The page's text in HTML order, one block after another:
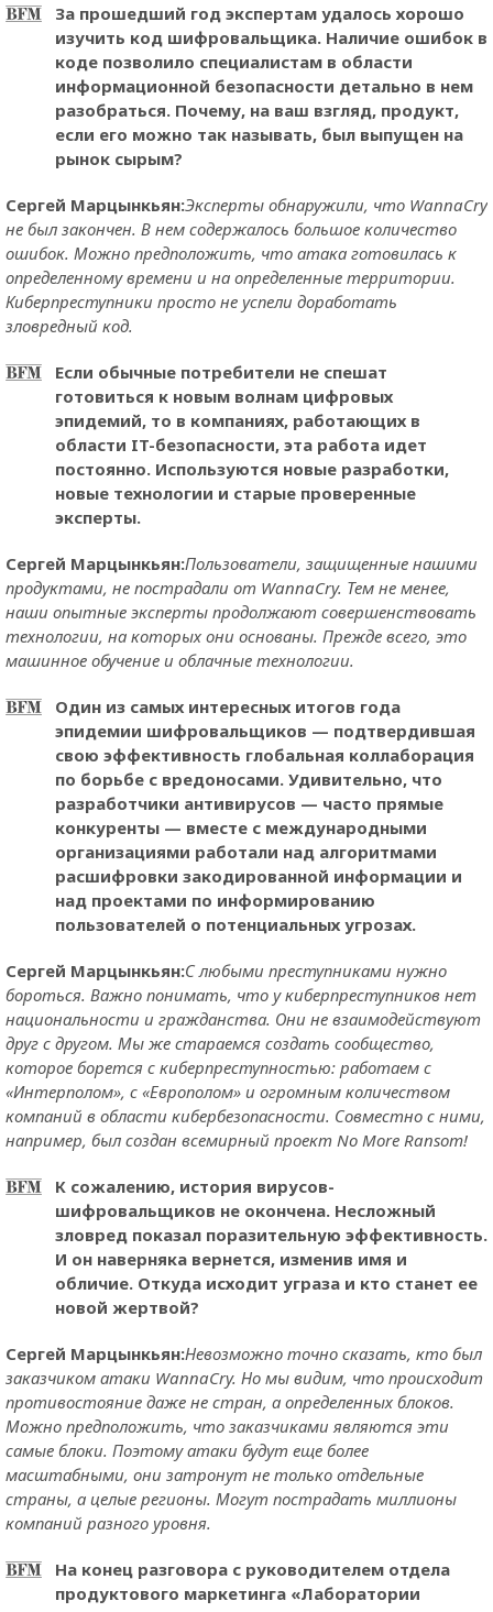
За прошедший год экспертам удалось хорошо
изучить код шифровальщика. Наличие ошибок в
коде позволило специалистам в области
информационной безопасности детально в нем
разобраться. Почему, на ваш взгляд, продукт,
если его можно так называть, был выпущен на
рынок сырым?
Сергей Марцынкьян:Эксперты обнаружили, что WannaCry
не был закончен. В нем содержалось большое количество
ошибок. Можно предположить, что атака готовилась к
определенному времени и на определенные территории.
Киберпреступники просто не успели доработать
зловредный код.
Если обычные потребители не спешат
готовиться к новым волнам цифровых
эпидемий, то в компаниях, работающих в
области IT-безопасности, эта работа идет
постоянно. Используются новые разработки,
новые технологии и старые проверенные
эксперты.
Сергей Марцынкьян:Пользователи, защищенные нашими
продуктами, не пострадали от WannaCry. Тем не менее,
наши опытные эксперты продолжают совершенствовать
технологии, на которых они основаны. Прежде всего, это
машинное обучение и облачные технологии.
Один из самых интересных итогов года
эпидемии шифровальщиков — подтвердившая
свою эффективность глобальная коллаборация
по борьбе с вредоносами. Удивительно, что
разработчики антивирусов — часто прямые
конкуренты — вместе с международными
организациями работали над алгоритмами
расшифровки закодированной информации и
над проектами по информированию
пользователей о потенциальных угрозах.
Сергей Марцынкьян:С любыми преступниками нужно
бороться. Важно понимать, что у киберпреступников нет
национальности и гражданства. Они не взаимодействуют
друг с другом. Мы же стараемся создать сообщество,
которое борется с киберпреступностью: работаем с
«Интерполом», с «Европолом» и огромным количеством
компаний в области кибербезопасности. Совместно с ними,
например, был создан всемирный проект No More Ransom!
К сожалению, история вирусов-
шифровальщиков не окончена. Несложный
зловред показал поразительную эффективность.
И он наверняка вернется, изменив имя и
обличие. Откуда исходит уграза и кто станет ее
новой жертвой?
Сергей Марцынкьян:Невозможно точно сказать, кто был
заказчиком атаки WannaCry. Но мы видим, что происходит
противостояние даже не стран, а определенных блоков.
Можно предположить, что заказчиками являются эти
самые блоки. Поэтому атаки будут еще более
масштабными, они затронут не только отдельные
страны, а целые регионы. Могут пострадать миллионы
компаний разного уровня.
На конец разговора с руководителем отдела
продуктового маркетинга «Лаборатории